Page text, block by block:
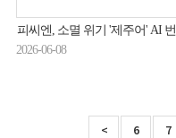
피씨엔, 소멸 위기 '제주어' AI 번역 모델 개발…오픈소스로 전면 공개
2026-06-08
< 6 7